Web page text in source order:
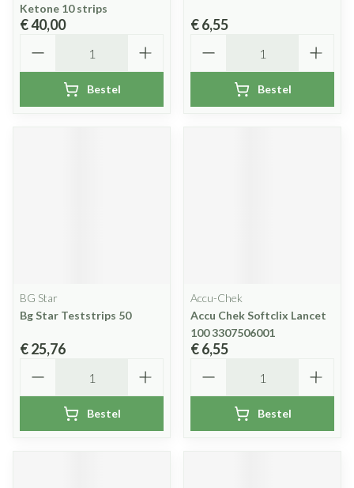
Ketone 10 strips
€ 40,00
Bestel
€ 6,55
Bestel
BG Star
Bg Star Teststrips 50
€ 25,76
Bestel
Accu-Chek
Accu Chek Softclix Lancet
100 3307506001
€ 6,55
Bestel